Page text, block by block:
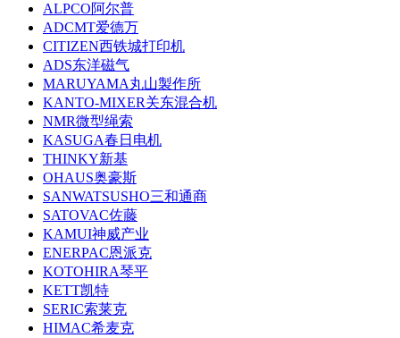
ALPCO阿尔普
ADCMT爱德万
CITIZEN西铁城打印机
ADS东洋磁气
MARUYAMA丸山製作所
KANTO-MIXER关东混合机
NMR微型绳索
KASUGA春日电机
THINKY新基
OHAUS奥豪斯
SANWATSUSHO三和通商
SATOVAC佐藤
KAMUI神威产业
ENERPAC恩派克
KOTOHIRA琴平
KETT凯特
SERIC索莱克
HIMAC希麦克